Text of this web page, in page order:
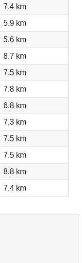
7.4 km
5.9 km
5.6 km
8.7 km
7.5 km
7.8 km
6.8 km
7.3 km
7.5 km
7.5 km
8.8 km
7.4 km